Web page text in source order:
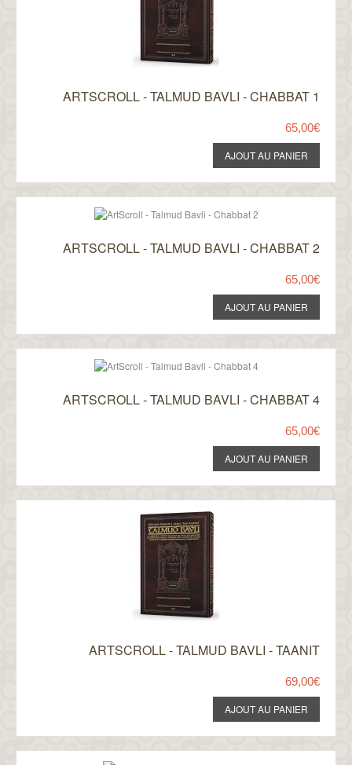
ARTSCROLL - TALMUD BAVLI - CHABBAT 1
65,00€
ARTSCROLL - TALMUD BAVLI - CHABBAT 2
65,00€
ARTSCROLL - TALMUD BAVLI - CHABBAT 4
65,00€
ARTSCROLL - TALMUD BAVLI - TAANIT
69,00€